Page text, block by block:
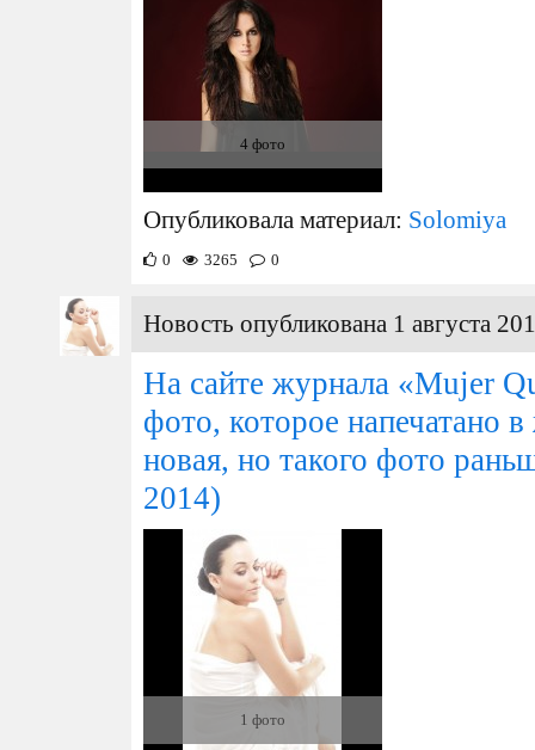
4 фото
Опубликовала материал: Solomiya
0 3265 0
Новость опубликована 1 августа
На сайте журнала «Mujer
фото, которое напечатано
новая, но такого фото
2014)
1 фото